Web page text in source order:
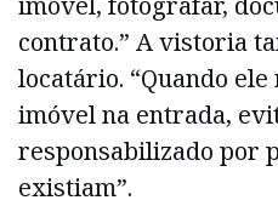
contrato.” A vistoria
locatário. “Quando
imóvel na entrada,
responsabilizado por
existiam”.